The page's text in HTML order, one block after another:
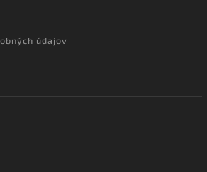
údajov